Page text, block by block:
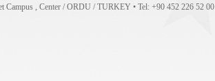
Campus , Center / ORDU / TURKEY • Tel: +90 452 226 52 00